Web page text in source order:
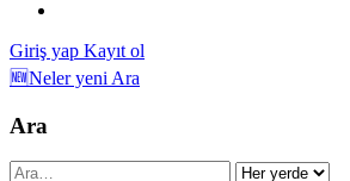
Giriş yap Kayıt ol
🆕Neler yeni Ara
Ara